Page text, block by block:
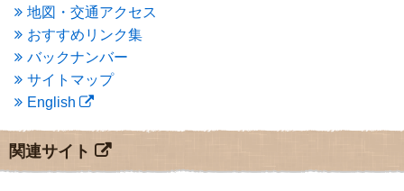
2014年9月(1)
2014年5月 (1)
2014年4月
2014年1月(1)
2013年11月 (4)
2013年10月
2013年8月
(7)
2013年7月
(7)
地図・交通アクセス
おすすめリンク集
バックナンバー
サイトマップ
English
関連サイト